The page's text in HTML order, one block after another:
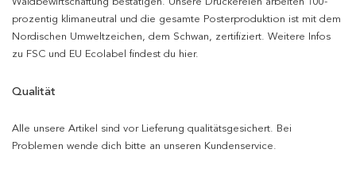
prozentig klimaneutral und die gesamte Posterproduktion ist mit dem
Nordischen Umweltzeichen, dem Schwan, zertifiziert. Weitere Infos
zu FSC und EU Ecolabel findest du hier.
Qualität
Alle unsere Artikel sind vor Lieferung qualitätsgesichert. Bei
Problemen wende dich bitte an unseren Kundenservice.